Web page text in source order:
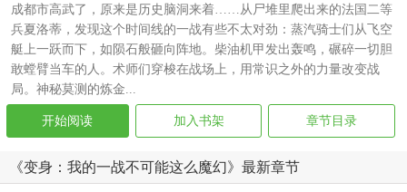
成都市高武了，原来是历史脑洞来着……从尸堆里爬出来的法国二等
兵夏洛蒂，发现这个时间线的一战有些不太对劲：蒸汽骑士们从飞空
艇上一跃而下，如陨石般砸向阵地。柴油机甲发出轰鸣，碾碎一切胆
敢螳臂当车的人。术师们穿梭在战场上，用常识之外的力量改变战
局。神秘莫测的炼金...
开始阅读 加入书架 章节目录
《变身：我的一战不可能这么魔幻》最新章节